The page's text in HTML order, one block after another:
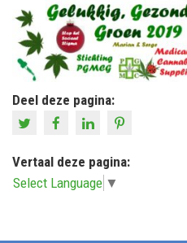
Deel deze pagina:
Vertaal deze pagina:
Select Language ▼